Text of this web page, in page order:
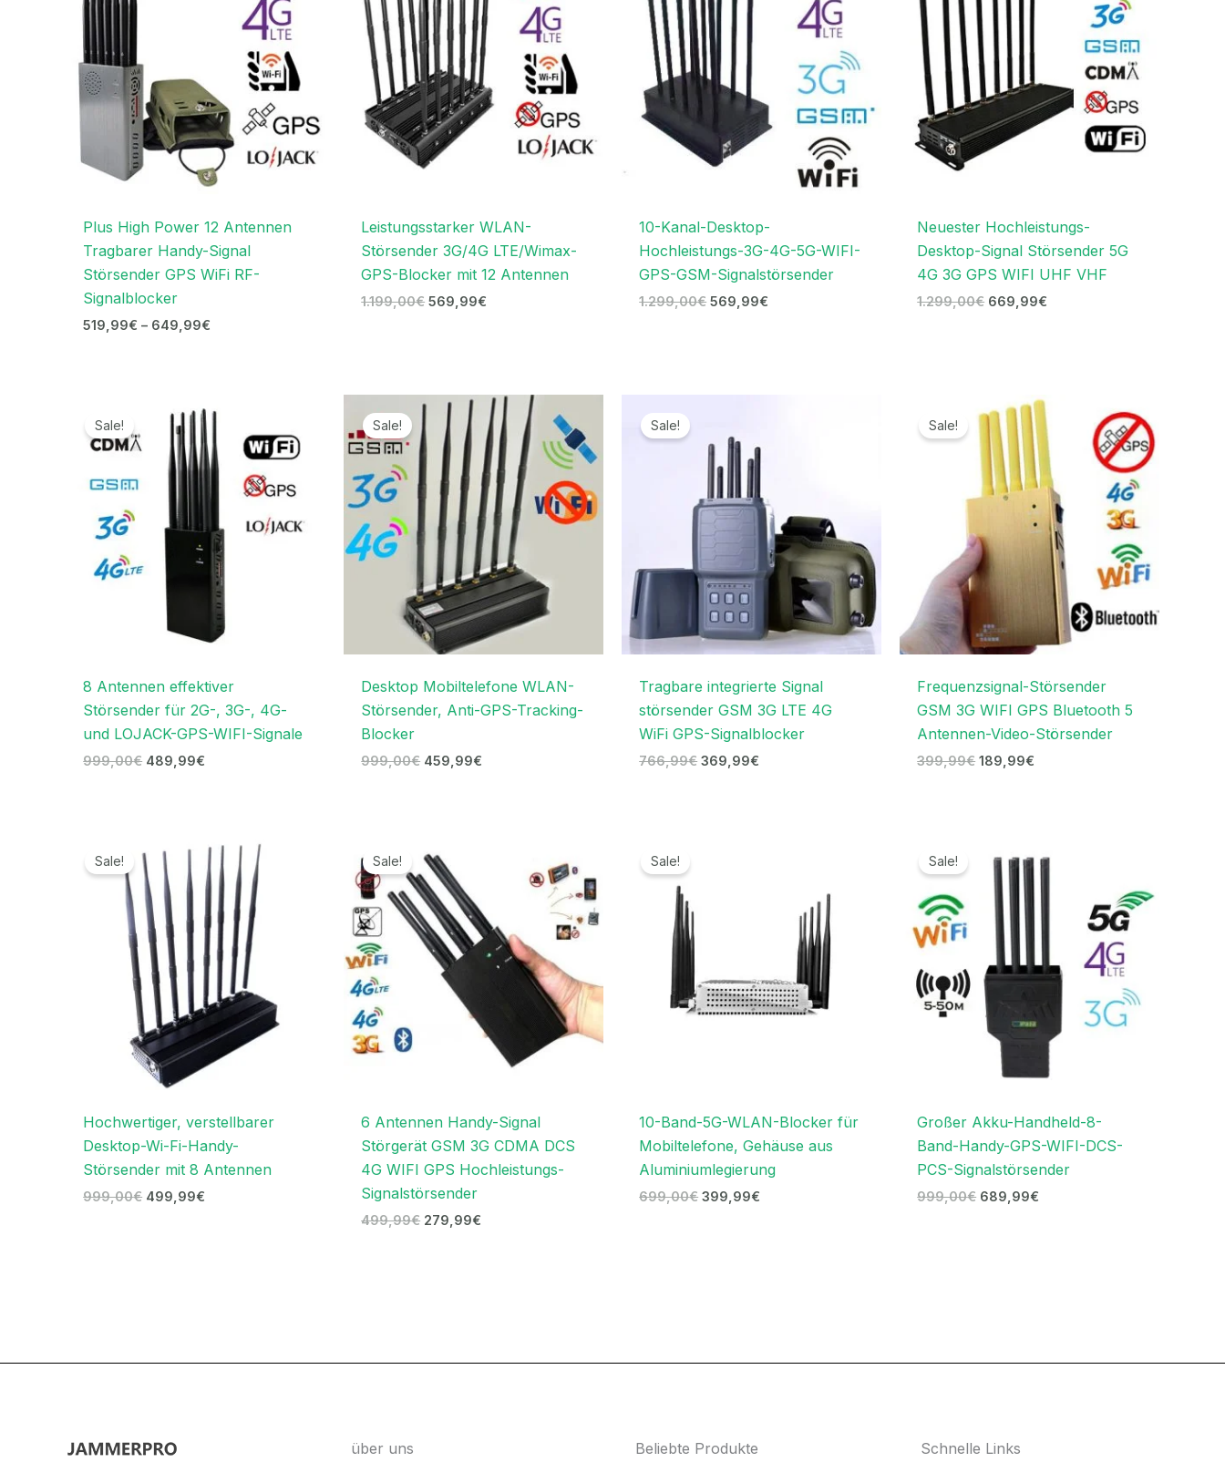
Plus High Power 12 Antennen
Tragbarer Handy-Signal
Störsender GPS WiFi RF-
Signalblocker
519,99€ – 649,99€
Leistungsstarker WLAN-
Störsender 3G/4G LTE/Wimax-
GPS-Blocker mit 12 Antennen
1.199,00€ 569,99€
10-Kanal-Desktop-
Hochleistungs-3G-4G-5G-WIFI-
GPS-GSM-Signalstörsender
1.299,00€ 569,99€
Neuester Hochleistungs-
Desktop-Signal Störsender 5G
4G 3G GPS WIFI UHF VHF
1.299,00€ 669,99€
Sale!
8 Antennen effektiver
Störsender für 2G-, 3G-, 4G-
und LOJACK-GPS-WIFI-Signale
999,00€
Preis
999,00€
489,99€
Preis
ist:
489,99€.
Sale!
Desktop Mobiltelefone WLAN-
Störsender, Anti-GPS-Tracking-
Blocker
999,00€
Ursprünglicher
Preis
war:
999,00€
459,99€
Aktueller
Preis
ist:
459,99€.
Sale!
Tragbare integrierte Signal
störsender GSM 3G LTE 4G
WiFi GPS-Signalblocker
766,99€
war:
766,99€
369,99€
369,99€.
Sale!
Frequenzsignal-Störsender
GSM 3G WIFI GPS Bluetooth 5
Antennen-Video-Störsender
399,99€
Ursprünglicher
Preis
war:
399,99€
189,99€
Aktueller
Preis
ist:
189,99€.
Sale!
Hochwertiger, verstellbarer
Desktop-Wi-Fi-Handy-
Störsender mit 8 Antennen
999,00€
Preis
war:
999,00€
499,99€
Preis
ist:
499,99€.
Sale!
6 Antennen Handy-Signal
Störgerät GSM 3G CDMA DCS
4G WIFI GPS Hochleistungs-
Signalstörsender
499,99€
Preis
war:
499,99€
279,99€
279,99€.
Sale!
10-Band-5G-WLAN-Blocker für
Mobiltelefone, Gehäuse aus
Aluminiumlegierung
699,00€ 399,99€
Sale!
Großer Akku-Handheld-8-
Band-Handy-GPS-WIFI-DCS-
PCS-Signalstörsender
999,00€
Preis
war:
999,00€
689,99€
Preis
ist:
über uns Beliebte Produkte Schnelle Links